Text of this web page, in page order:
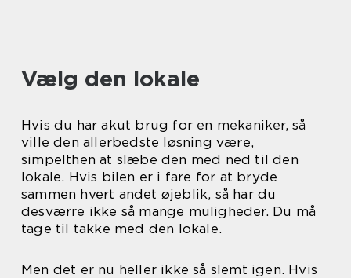
Vælg den lokale
Hvis du har akut brug for en mekaniker, så
ville den allerbedste løsning være,
simpelthen at slæbe den med ned til den
lokale. Hvis bilen er i fare for at bryde
sammen hvert andet øjeblik, så har du
desværre ikke så mange muligheder. Du må
tage til takke med den lokale.
Men det er nu heller ikke så slemt igen. Hvis